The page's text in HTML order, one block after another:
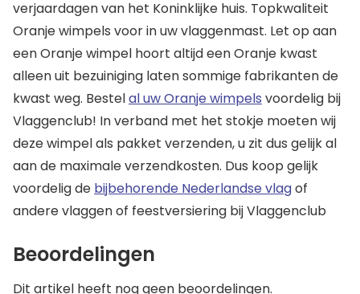
verjaardagen van het Koninklijke huis. Topkwaliteit
Oranje wimpels voor in uw vlaggenmast. Let op aan
een Oranje wimpel hoort altijd een Oranje kwast
alleen uit bezuiniging laten sommige fabrikanten de
kwast weg. Bestelal uw Oranje wimpels voordelig bij
Vlaggenclub! In verband met het stokje moeten wij
deze wimpel als pakket verzenden, u zit dus gelijk al
aan de maximale verzendkosten. Dus koop gelijk
voordelig de bijbehorende Nederlandse vlagof
andere vlaggen of feestversiering bij Vlaggenclub
Beoordelingen
Dit artikel heeft nog geen beoordelingen.